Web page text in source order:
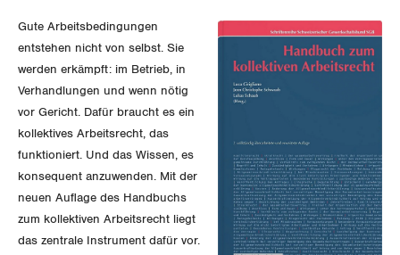
WIRTSCHAFT
Finanzen und Steuerpolitik
Geld und Währung
Aussenwirtschaft
Verteilung
SOZIALPOLITIK
AHV
Berufliche Vorsorge
Arbeitslosenversicherung
CORONA-VIRUS
SERVICE PUBLIC
GLEICHSTELLUNG
Gute Arbeitsbedingungen
entstehen nicht von selbst. Sie
werden erkämpft: im Betrieb, in
Verhandlungen und wenn nötig
vor Gericht. Dafür braucht es ein
kollektives Arbeitsrecht, das
funktioniert. Und das Wissen, es
konsequent anzuwenden. Mit der
neuen Auflage des Handbuchs
zum kollektiven Arbeitsrecht liegt
das zentrale Instrument dafür vor.